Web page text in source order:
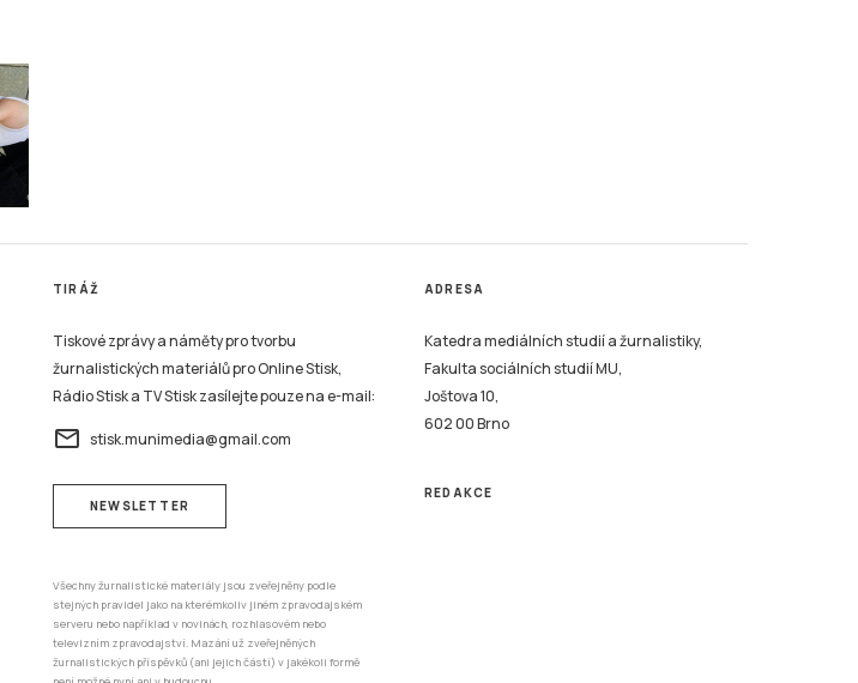
TIRÁŽ
Tiskové zprávy a náměty pro tvorbu
žurnalistických materiálů pro Online Stisk,
Rádio Stisk a TV Stisk zasílejte pouze na e-mail:
email stisk.munimedia@gmail.com
NEWSLETTER
Všechny žurnalistické materiály jsou zveřejněny podle
stejných pravidel jako na kterémkoliv jiném zpravodajském
serveru nebo například v novinách, rozhlasovém nebo
televizním zpravodajství. Mazání už zveřejněných
žurnalistických příspěvků (ani jejich částí) v jakékoli formě
ADRESA
Katedra mediálních studií a žurnalistiky,
Fakulta sociálních studií MU,
Joštova 10,
602 00 Brno
REDAKCE